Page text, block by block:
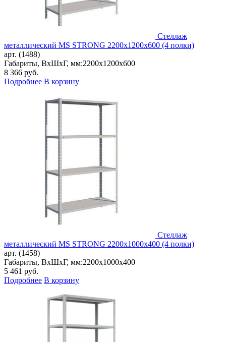
Стеллаж
металлический MS STRONG 2200x1200x600 (4 полки)
арт. (1488)
Габариты, ВxШxГ, мм:2200x1200x600
8 366 руб.
Подробнее В корзину
Стеллаж
металлический MS STRONG 2200x1000x400 (4 полки)
арт. (1458)
Габариты, ВxШxГ, мм:2200x1000x400
5 461 руб.
Подробнее В корзину